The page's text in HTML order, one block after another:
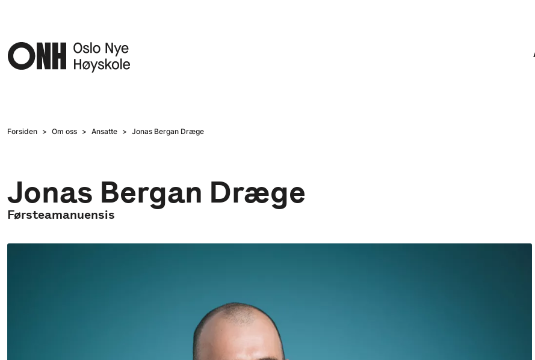
Forsiden Om oss Ansatte Jonas Bergan Dræge
Jonas Bergan Dræge
Førsteamanuensis